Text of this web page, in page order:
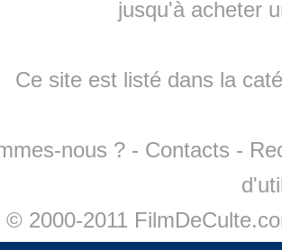
jusqu'à acheter
Ce site est listé dans la
nous ? - Contacts -
© 2000-2011